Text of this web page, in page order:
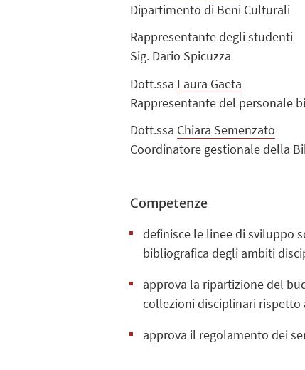
Dipartimento di Beni Culturali
Rappresentante degli studenti
Sig. Dario Spicuzza
Dott.ssa Laura Gaeta
Rappresentante del personale
Dott.ssa Chiara Semenzato
Coordinatore gestionale della
Competenze
definisce le linee di sviluppo
bibliografica degli ambiti
approva la ripartizione del
collezioni disciplinari rispetto
approva il regolamento dei